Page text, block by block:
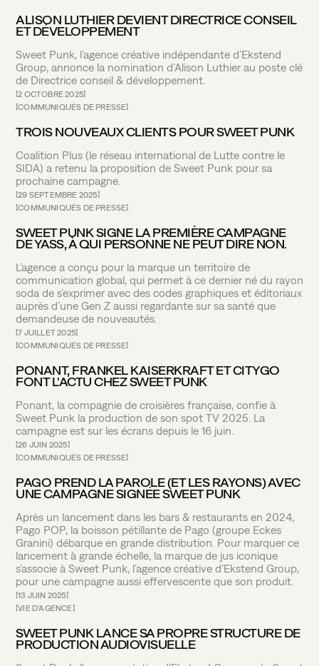
ALISON LUTHIER DEVIENT DIRECTRICE CONSEIL
ET DÉVELOPPEMENT
Sweet Punk, l’agence créative indépendante d’Ekstend
Group, annonce la nomination d’Alison Luthier au poste clé
de Directrice conseil & développement.
2 OCTOBRE 2025
COMMUNIQUÉS DE PRESSE
TROIS NOUVEAUX CLIENTS POUR SWEET PUNK
Coalition Plus (le réseau international de Lutte contre le
SIDA) a retenu la proposition de Sweet Punk pour sa
prochaine campagne.
29 SEPTEMBRE 2025
COMMUNIQUÉS DE PRESSE
SWEET PUNK SIGNE LA PREMIÈRE CAMPAGNE
DE YASS, À QUI PERSONNE NE PEUT DIRE NON.
L’agence a conçu pour la marque un territoire de
communication global, qui permet à ce dernier né du rayon
soda de s’exprimer avec des codes graphiques et éditoriaux
auprès d’une Gen Z aussi regardante sur sa santé que
demandeuse de nouveautés.
7 JUILLET 2025
COMMUNIQUÉS DE PRESSE
PONANT, FRANKEL KAISERKRAFT ET CITYGO
FONT L'ACTU CHEZ SWEET PUNK
Ponant, la compagnie de croisières française, confie à
Sweet Punk la production de son spot TV 2025. La
campagne est sur les écrans depuis le 16 juin.
26 JUIN 2025
COMMUNIQUÉS DE PRESSE
PAGO PREND LA PAROLE (ET LES RAYONS) AVEC
UNE CAMPAGNE SIGNÉE SWEET PUNK
Après un lancement dans les bars & restaurants en 2024,
Pago POP, la boisson pétillante de Pago (groupe Eckes
Granini) débarque en grande distribution. Pour marquer ce
lancement à grande échelle, la marque de jus iconique
s’associe à Sweet Punk, l’agence créative d’Ekstend Group,
pour une campagne aussi effervescente que son produit.
13 JUIN 2025
VIE D'AGENCE
SWEET PUNK LANCE SA PROPRE STRUCTURE DE
PRODUCTION AUDIOVISUELLE